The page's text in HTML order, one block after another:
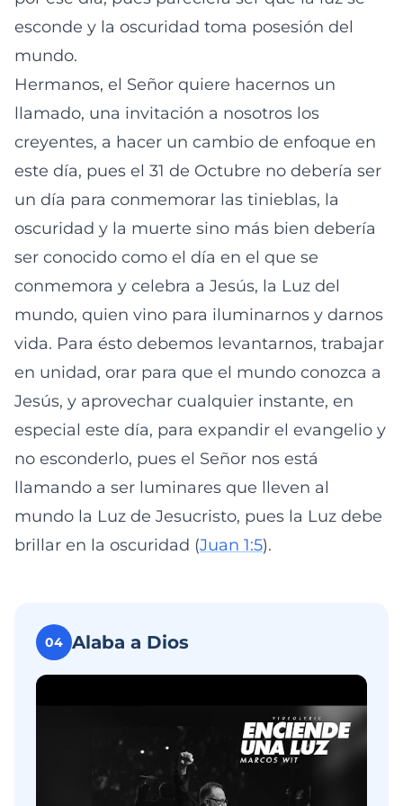
esconde y la oscuridad toma posesión del
mundo.
Hermanos, el Señor quiere hacernos un
llamado, una invitación a nosotros los
creyentes, a hacer un cambio de enfoque en
este día, pues el 31 de Octubre no debería ser
un día para conmemorar las tinieblas, la
oscuridad y la muerte sino más bien debería
ser conocido como el día en el que se
conmemora y celebra a Jesús, la Luz del
mundo, quien vino para iluminarnos y darnos
vida. Para ésto debemos levantarnos, trabajar
en unidad, orar para que el mundo conozca a
Jesús, y aprovechar cualquier instante, en
especial este día, para expandir el evangelio y
no esconderlo, pues el Señor nos está
llamando a ser luminares que lleven al
mundo la Luz de Jesucristo, pues la Luz debe
brillar en la oscuridad (Juan 1:5).
04 Alaba a Dios